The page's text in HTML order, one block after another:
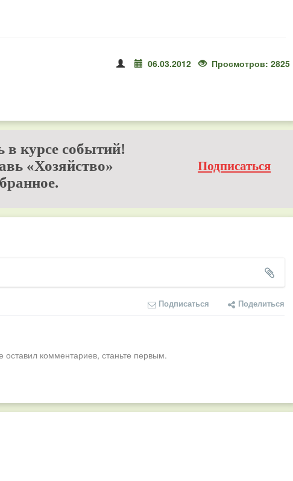
06.03.2012 Просмотров: 2825
в курсе событий!
«Хозяйство»
Подписаться
Подписаться Поделиться
оставил комментариев, станьте первым.